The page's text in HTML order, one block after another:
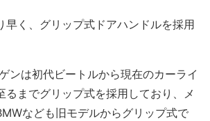
早く、グリップ式ドアハンドルを採用
ンは初代ビートルから現在のカーライ
るまでグリップ式を採用しており、メ
なども旧モデルからグリップ式で